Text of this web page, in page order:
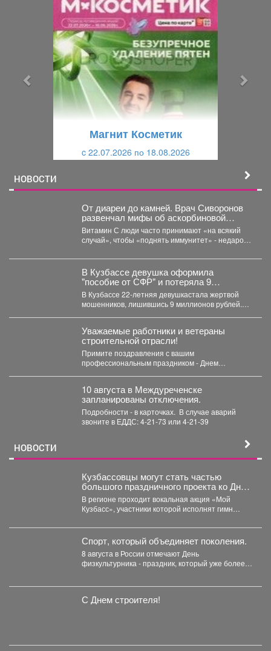
Магнит Косметик
c 22.07.2026 по 18.08.2026
НОВОСТИ
От диареи до камней. Врач Сиворонов
развенчал мифы об аскорбиновой
кислоте
Витамин С люди часто принимают «на всякий
случай», чтобы «поднять иммунитет» - недаром
В Кузбассе девушка оформила
"пособие от СФР" и потеряла 9
миллионов
В Кузбассе 22-летняя девушкастала жертвой
мошенников, лишившись 9 миллионов рублей.
Уважаемые работники и ветераны
строительной отрасли!
Примите поздравления с вашим
профессиональным праздником - Днем
10 августа в Междуреченске
запланированы отключения.
Подробности - в карточках. ️ В случае аварий
звоните в ЕДДС: 4-21-73 или 4-21-39
НОВОСТИ
Кузбассовцы могут стать частью
большого праздничного проекта ко Дню
шахтера.
В регионе проходит вокальная акция «Мой
Кузбасс», участники которой исполнят гимн
Спорт, который объединяет поколения.
8 августа в России отмечают День
физкультурника - праздник, который уже более
С Днем строителя!